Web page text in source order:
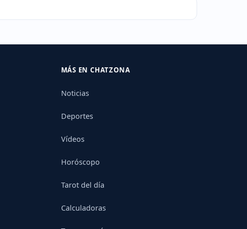
MÁS EN CHATZONA
Noticias
Deportes
Vídeos
Horóscopo
Tarot del día
Calculadoras